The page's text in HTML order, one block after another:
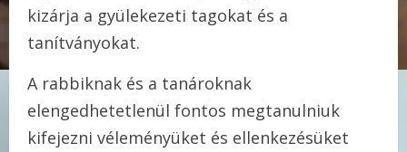
kizárja a gyülekezeti tagokat és a
tanítványokat.
A rabbiknak és a tanároknak
elengedhetetlenül fontos megtanulniuk
kifejezni véleményüket és ellenkezésüket